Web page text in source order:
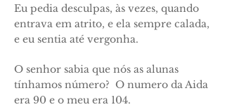
Eu pedia desculpas, às vezes, quando
entrava em atrito, e ela sempre calada,
e eu sentia até vergonha.
O senhor sabia que nós as alunas
tínhamos número? O numero da Aida
era 90 e o meu era 104.